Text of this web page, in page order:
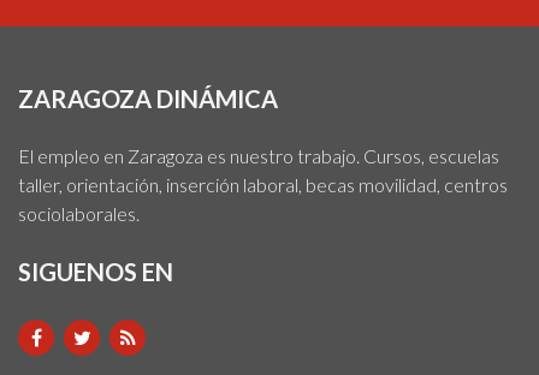
ZARAGOZA DINÁMICA
El empleo en Zaragoza es nuestro trabajo. Cursos, escuelas
taller, orientación, inserción laboral, becas movilidad, centros
sociolaborales.
SIGUENOS EN